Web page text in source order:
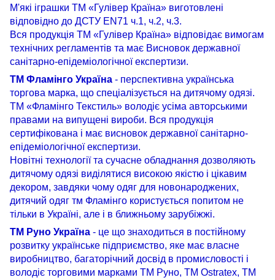
М'які іграшки ТМ «Гулівер Країна» виготовлені
відповідно до ДСТУ EN71 ч.1, ч.2, ч.3.
Вся продукція ТМ «Гулівер Країна» відповідає вимогам
технічних регламентів та має Висновок державної
санітарно-епідеміологічної експертизи.
ТМ Фламінго Україна - перспективна українська
торгова марка, що спеціалізується на дитячому одязі.
ТМ «Фламінго Текстиль» володіє усіма авторськими
правами на випущені вироби. Вся продукція
сертифікована і має висновок державної санітарно-
епідеміологічної експертизи.
Новітні технології та сучасне обладнання дозволяють
дитячому одязі виділятися високою якістю і цікавим
декором, завдяки чому одяг для новонароджених,
дитячий одяг тм Фламінго користується попитом не
тільки в Україні, але і в ближньому зарубіжжі.
ТМ Руно Україна - це що знаходиться в постійному
розвитку українське підприємство, яке має власне
виробництво, багаторічний досвід в промисловості і
володіє торговими марками ТМ Руно, ТМ Ostratex, ТМ